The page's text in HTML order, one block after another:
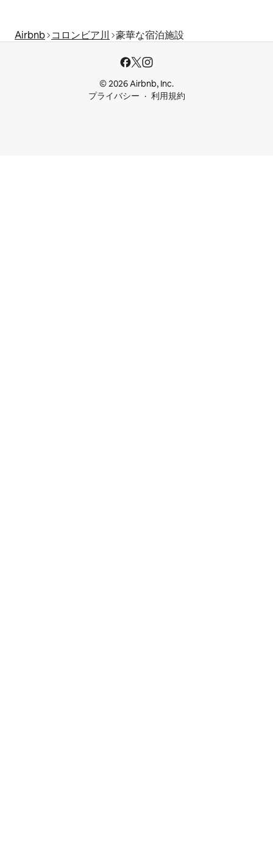
Airbnb コロンビア川 豪華な宿泊施設
© 2026 Airbnb, Inc.
プライバシー
利用規約